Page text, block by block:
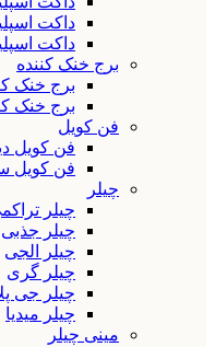
داکت
داکت
برج خنک کننده
برج خنک
برج خنک
فن کویل
فن کویل
فن کویل
چیلر
چیلر
چیلر جذبی
چیلر الجی
چیلر گری
چیلر جی
چیلر میدیا
مینی چیلر